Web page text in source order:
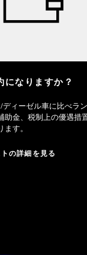
になりますか？
ディーゼル車に比べラ
助金、税制上の優遇措
ます。
の詳細を見る